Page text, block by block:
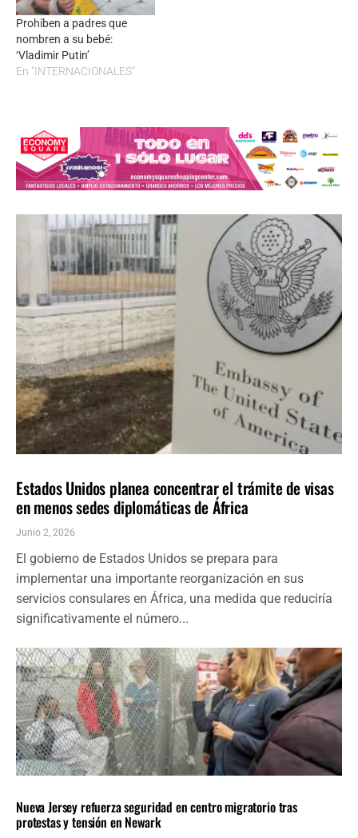
Prohíben a padres que
nombren a su bebé:
‘Vladimir Putin’
En "INTERNACIONALES"
Estados Unidos planea concentrar el trámite de visas
en menos sedes diplomáticas de África
Junio 2, 2026
El gobierno de Estados Unidos se prepara para
implementar una importante reorganización en sus
servicios consulares en África, una medida que reduciría
significativamente el número...
Nueva Jersey refuerza seguridad en centro migratorio tras
protestas y tensión en Newark